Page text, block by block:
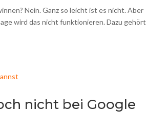
Nein. Ganz so leicht ist es nicht. Aber
wird das nicht funktionieren. Dazu gehört
nicht bei Google